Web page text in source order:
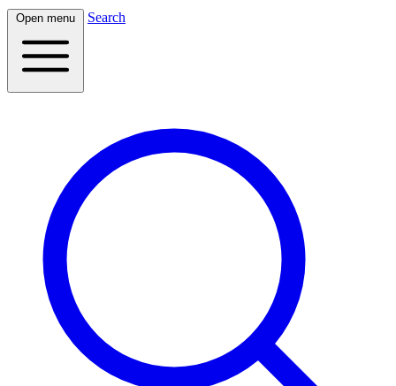
Open menu Search